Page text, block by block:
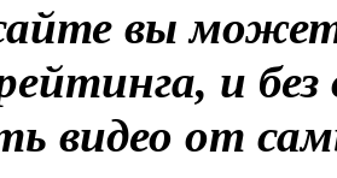
вы
и
видео от